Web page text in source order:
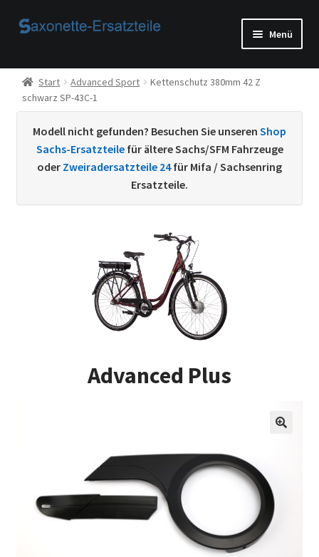
Zur
Zum
Menü
Start
AGB
Beispiel-Seite
Datenschutzerklärung von
Vertrag widerrufen
Warenkorb
Start Advanced Sport
Kettenschutz 380mm 42 Z
schwarz SP-43C-1
Modell nicht gefunden? Besuchen Sie unseren Shop
Sachs-Ersatzteilefür ältere Sachs/SFM Fahrzeuge
oder Zweiradersatzteile 24für Mifa / Sachsenring
Ersatzteile.
Advanced Plus